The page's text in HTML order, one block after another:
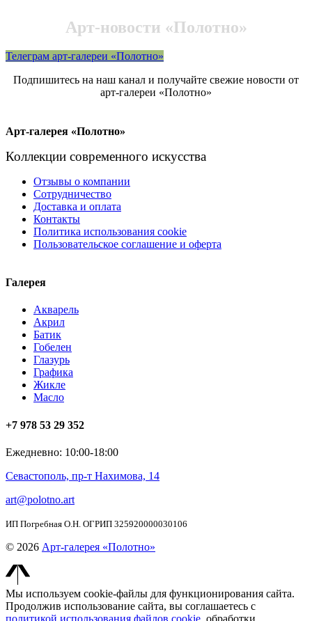
Арт-новости «Полотно»
Телеграм арт-галереи «Полотно»
Подпишитесь на наш канал и получайте свежие новости от
арт-галереи «Полотно»
Арт-галерея «Полотно»
Коллекции современного искусства
Отзывы о компании
Сотрудничество
Доставка и оплата
Контакты
Политика использования cookie
Пользовательское соглашение и оферта
Галерея
Акварель
Акрил
Батик
Гобелен
Глазурь
Графика
Жикле
Масло
+7 978 53 29 352
Ежедневно: 10:00-18:00
Севастополь, пр-т Нахимова, 14
art@polotno.art
ИП Погребная О.Н. ОГРИП 325920000030106
© 2026 Арт-галерея «Полотно»
Мы используем cookie-файлы для функционирования сайта.
Продолжив использование сайта, вы соглашаетесь с